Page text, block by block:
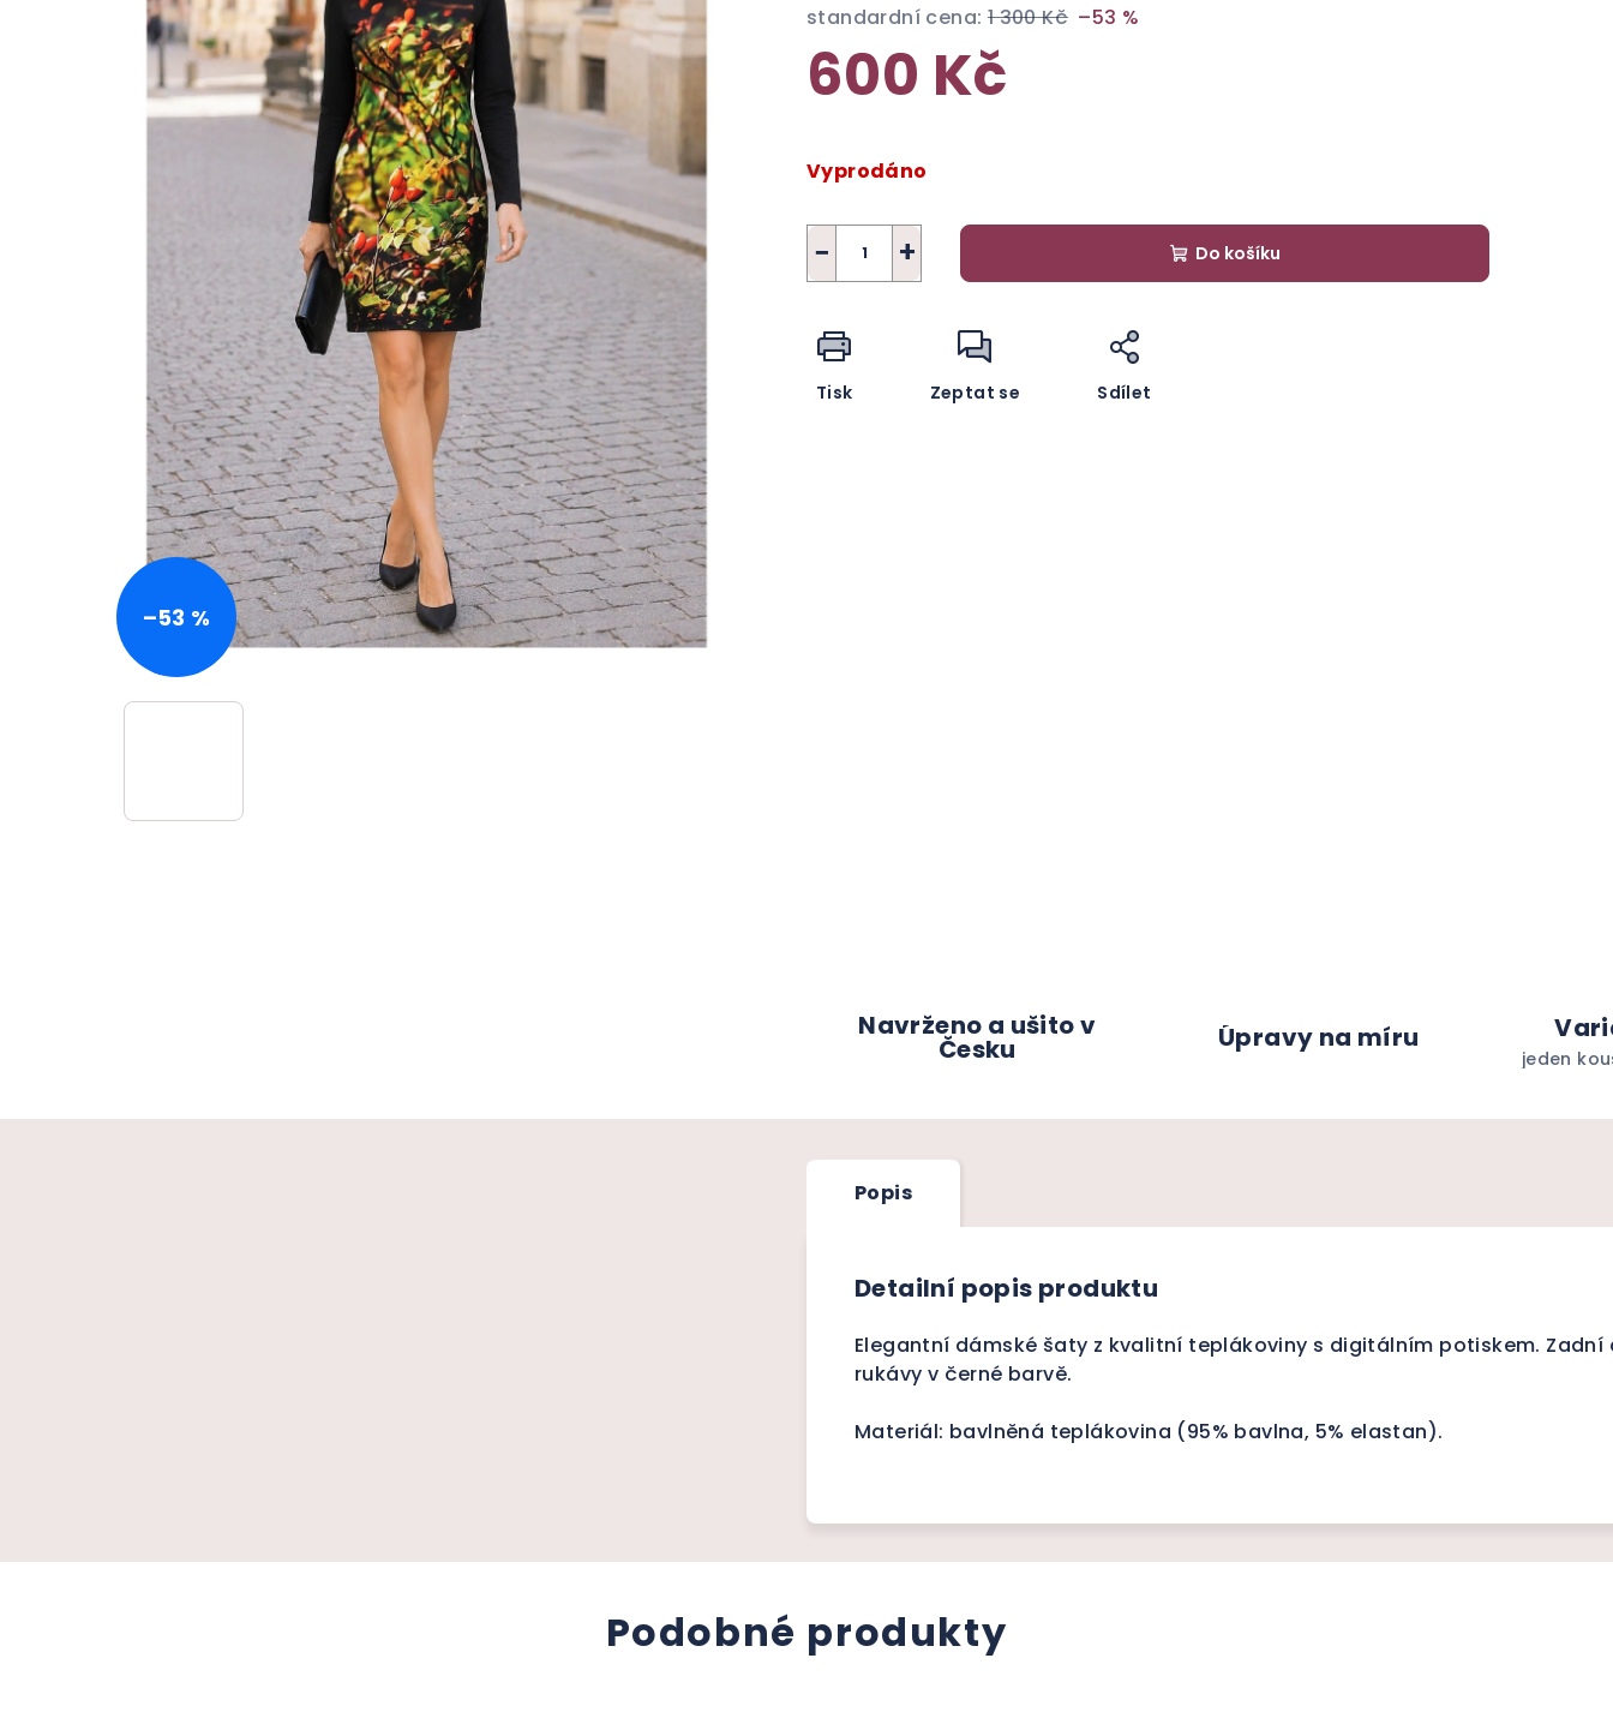
standardní cena: 1 300 Kč –53 %
600 Kč
cena:
Vyprodáno
+
− Do košíku
Tisk Zeptat se Sdílet
–53 %
Navrženo a ušito v
Česku Úpravy na míru
jeden
Popis
Detailní popis produktu
Elegantní dámské šaty z kvalitní teplákoviny s digitálním potiskem. Zadní
rukávy v černé barvě.
Materiál: bavlněná teplákovina (95% bavlna, 5% elastan).
Podobné produkty